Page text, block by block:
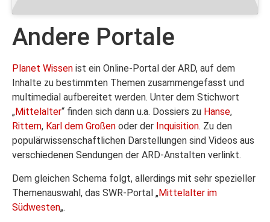
Andere Portale
Planet Wissen ist ein Online-Portal der ARD, auf dem
Inhalte zu bestimmten Themen zusammengefasst und
multimedial aufbereitet werden. Unter dem Stichwort
„Mittelalter“ finden sich dann u.a. Dossiers zu Hanse,
Rittern, Karl dem Großen oder der Inquisition. Zu den
populärwissenschaftlichen Darstellungen sind Videos aus
verschiedenen Sendungen der ARD-Anstalten verlinkt.
Dem gleichen Schema folgt, allerdings mit sehr spezieller
Themenauswahl, das SWR-Portal „Mittelalter im
Südwesten„.